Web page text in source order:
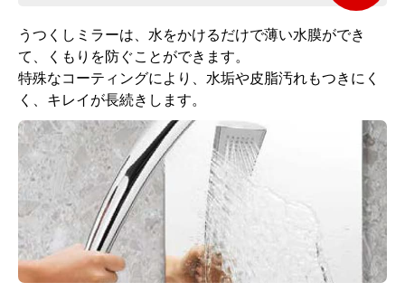
うつくしミラーは、水をかけるだけで薄い水膜ができ
て、くもりを防ぐことができます。
特殊なコーティングにより、水垢や皮脂汚れもつきにく
く、キレイが長続きします。